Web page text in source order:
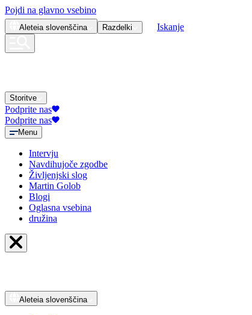
Pojdi na glavno vsebino
Aleteia slovenščina Razdelki Iskanje
Storitve
Podprite nas
Podprite nas
Menu
Intervju
Navdihujoče zgodbe
Življenjski slog
Martin Golob
Blogi
Oglasna vsebina
družina
Aleteia slovenščina